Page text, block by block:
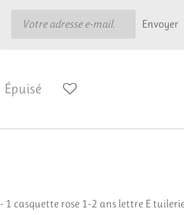
Envoyer
Épuisé
- 1 casquette rose 1-2 ans lettre E